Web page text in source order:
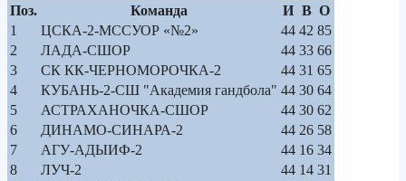
Поз. Команда И В О
1
ЦСКА-2-МССУОР «№2» 44 42 85
2
ЛАДА-СШОР 44 33 66
3
СК КК-ЧЕРНОМОРОЧКА-2 44 31 65
4
КУБАНЬ-2-СШ "Академия гандбола" 44 30 64
5
АСТРАХАНОЧКА-СШОР 44 30 62
6
ДИНАМО-СИНАРА-2 44 26 58
7
АГУ-АДЫИФ-2 44 16 34
8
ЛУЧ-2 44 14 31